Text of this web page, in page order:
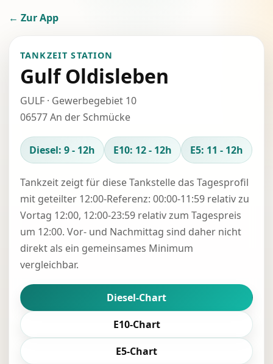
← Zur App
TANKZEIT STATION
Gulf Oldisleben
GULF · Gewerbegebiet 10
06577 An der Schmücke
Diesel: 9 - 12h E10: 12 - 12h E5: 11 - 12h
Tankzeit zeigt für diese Tankstelle das Tagesprofil
mit geteilter 12:00-Referenz: 00:00-11:59 relativ zu
Vortag 12:00, 12:00-23:59 relativ zum Tagespreis
um 12:00. Vor- und Nachmittag sind daher nicht
direkt als ein gemeinsames Minimum
vergleichbar.
Diesel-Chart
E10-Chart
E5-Chart